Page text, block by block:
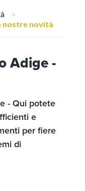
>
nostre novità
Adige -
- Qui potete
e
per fiere
di